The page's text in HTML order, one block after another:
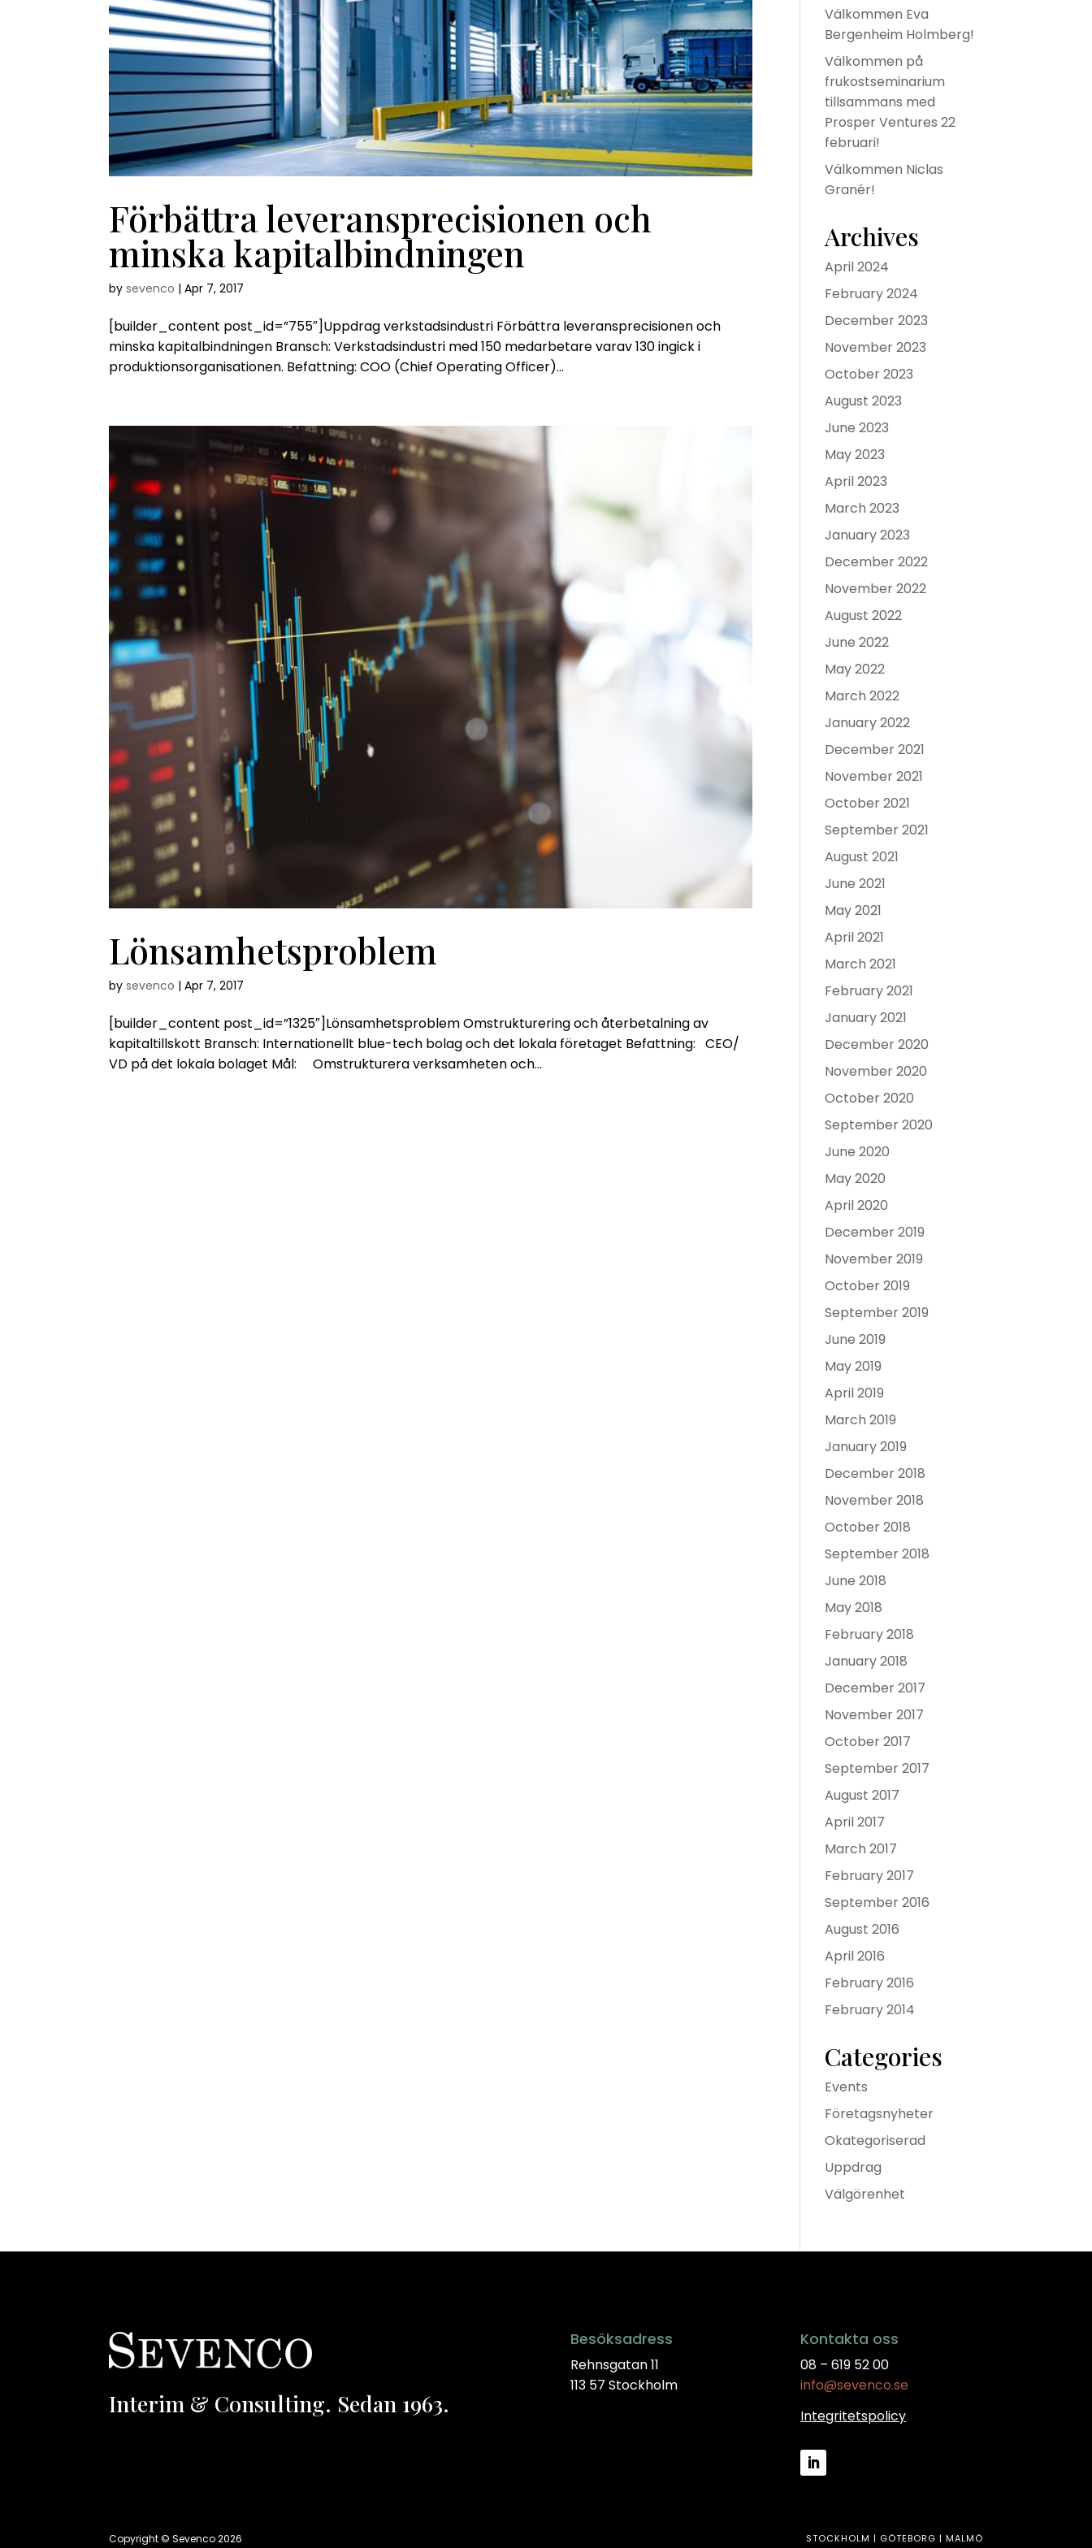
Förbättra leveransprecisionen och
minska kapitalbindningen
bysevenco |Apr 7, 2017
[builder_content post_id=”755″]Uppdrag verkstadsindustri Förbättra leveransprecisionen och
minska kapitalbindningen Bransch: Verkstadsindustri med 150 medarbetare varav 130 ingick i
produktionsorganisationen. Befattning: COO (Chief Operating Officer)...
Lönsamhetsproblem
bysevenco |Apr 7, 2017
[builder_content post_id=”1325″]Lönsamhetsproblem Omstrukturering och återbetalning av
kapitaltillskott Bransch: Internationellt blue-tech bolag och det lokala företaget Befattning: CEO/
VD på det lokala bolaget Mål: Omstrukturera verksamheten och...
Välkommen Eva
Bergenheim Holmberg!
Välkommen på
frukostseminarium
tillsammans med
Prosper Ventures 22
februari!
Välkommen Niclas
Granér!
Archives
April 2024
February 2024
December 2023
November 2023
October 2023
August 2023
June 2023
May 2023
April 2023
March 2023
January 2023
December 2022
November 2022
August 2022
June 2022
May 2022
March 2022
January 2022
December 2021
November 2021
October 2021
September 2021
August 2021
June 2021
May 2021
April 2021
March 2021
February 2021
January 2021
December 2020
November 2020
October 2020
September 2020
June 2020
May 2020
April 2020
December 2019
November 2019
October 2019
September 2019
June 2019
May 2019
April 2019
March 2019
January 2019
December 2018
November 2018
October 2018
September 2018
June 2018
May 2018
February 2018
January 2018
December 2017
November 2017
October 2017
September 2017
August 2017
April 2017
March 2017
February 2017
September 2016
August 2016
April 2016
February 2016
February 2014
Categories
Events
Företagsnyheter
Okategoriserad
Uppdrag
Välgörenhet
Interim & Consulting. Sedan 1963.
Besöksadress
Rehnsgatan 11
113 57 Stockholm
Kontakta oss
08 – 619 52 00
info@sevenco.se
Integritetspolicy
Copyright © Sevenco 2026 STOCKHOLM | GÖTEBORG | MALMÖ